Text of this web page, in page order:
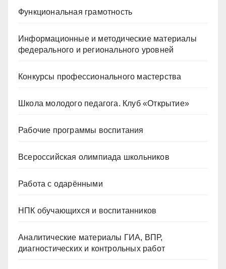
Функциональная грамотность
Информационные и методические материалы
федерального и регионального уровней
Конкурсы профессионального мастерства
Школа молодого педагога. Клуб «Открытие»
Рабочие программы воспитания
Всероссийская олимпиада школьников
Работа с одарёнными
НПК обучающихся и воспитанников
Аналитические материалы ГИА, ВПР,
диагностических и контрольных работ